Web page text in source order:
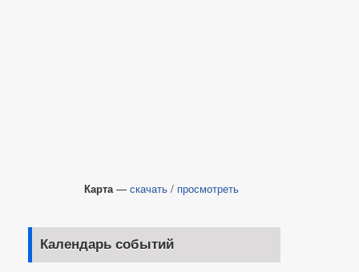
Карта — скачать / просмотреть
Календарь событий